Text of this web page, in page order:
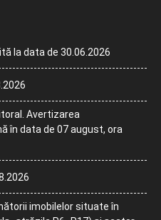
la data de 30.06.2026
Avertizarea
în data de 07 august, ora
imobilelor situate în